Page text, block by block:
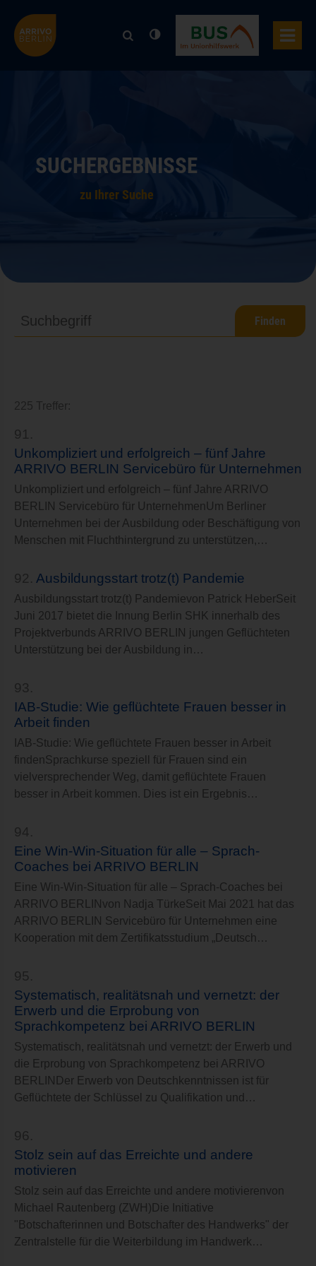
SUCHERGEBNISSE
zu Ihrer Suche
225 Treffer:
91.
Unkompliziert und erfolgreich – fünf Jahre
ARRIVO BERLIN Servicebüro für Unternehmen
Unkompliziert und erfolgreich – fünf Jahre ARRIVO
BERLIN Servicebüro für UnternehmenUm Berliner
Unternehmen bei der Ausbildung oder Beschäftigung von
Menschen mit Fluchthintergrund zu unterstützen,…
92. Ausbildungsstart trotz(t) Pandemie
Ausbildungsstart trotz(t) Pandemievon Patrick HeberSeit
Juni 2017 bietet die Innung Berlin SHK innerhalb des
Projektverbunds ARRIVO BERLIN jungen Geflüchteten
Unterstützung bei der Ausbildung in…
93.
IAB-Studie: Wie geflüchtete Frauen besser in
Arbeit finden
IAB-Studie: Wie geflüchtete Frauen besser in Arbeit
findenSprachkurse speziell für Frauen sind ein
vielversprechender Weg, damit geflüchtete Frauen
besser in Arbeit kommen. Dies ist ein Ergebnis…
94.
Eine Win-Win-Situation für alle – Sprach-
Coaches bei ARRIVO BERLIN
Eine Win-Win-Situation für alle – Sprach-Coaches bei
ARRIVO BERLINvon Nadja TürkeSeit Mai 2021 hat das
ARRIVO BERLIN Servicebüro für Unternehmen eine
Kooperation mit dem Zertifikatsstudium „Deutsch…
95.
Systematisch, realitätsnah und vernetzt: der
Erwerb und die Erprobung von
Sprachkompetenz bei ARRIVO BERLIN
Systematisch, realitätsnah und vernetzt: der Erwerb und
die Erprobung von Sprachkompetenz bei ARRIVO
BERLINDer Erwerb von Deutschkenntnissen ist für
Geflüchtete der Schlüssel zu Qualifikation und…
96.
Stolz sein auf das Erreichte und andere
motivieren
Stolz sein auf das Erreichte und andere motivierenvon
Michael Rautenberg (ZWH)Die Initiative
"Botschafterinnen und Botschafter des Handwerks" der
Zentralstelle für die Weiterbildung im Handwerk…
schließen